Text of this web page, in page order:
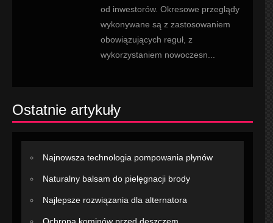
od inwestorów. Okresowe przeglądy
wykonywane są z zastosowaniem
obowiązujących reguł, z
wykorzystaniem nowoczesn...
Ostatnie artykuły
Najnowsza technologia pompowania płynów
Naturalny balsam do pielęgnacji brody
Najlepsze rozwiązania dla alternatora